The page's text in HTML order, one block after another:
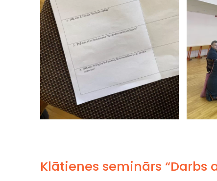
Klātienes seminārs “Darbs